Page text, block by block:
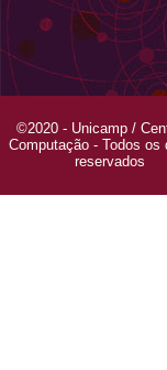
©2020 - Unicamp /
Computação - Todos os
reservados